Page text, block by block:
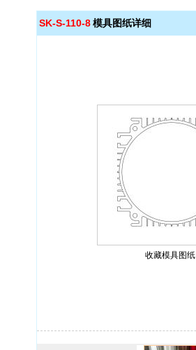
SK-S-110-8 模具图纸详细
收藏模具图纸